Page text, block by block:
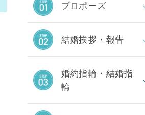
プロポーズ
結婚挨拶・報告
婚約指輪・結婚指
輪